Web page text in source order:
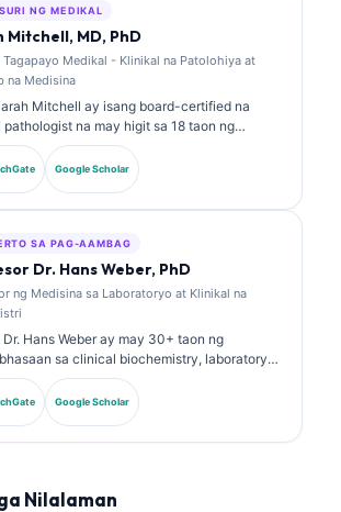
nang naglathala sa interpretasyon ng
at mga diagnostic sa laboratoryo hinggil sa
NG MEDIKAL
Mitchell, MD, PhD
Tagapayo Medikal - Klinikal na Patolohiya at
na Medisina
Mitchell ay isang board-certified na
na may higit sa 18 taon ng
sa laboratory medicine at diagnostic
May hawak siyang mga specialty
sa clinical chemistry at malawakan nang
Google Scholar
SA PAG-AAMBAG
Dr. Hans Weber, PhD
ng Medisina sa Laboratoryo at Klinikal na
Dr. Hans Weber ay may 30+ taon ng
sa clinical biochemistry, laboratory
at biomarker research. Dati siyang Pangulo
Society for Clinical Chemistry, at
siya sa diagnostic panel analysis,
Google Scholar
Nilalaman